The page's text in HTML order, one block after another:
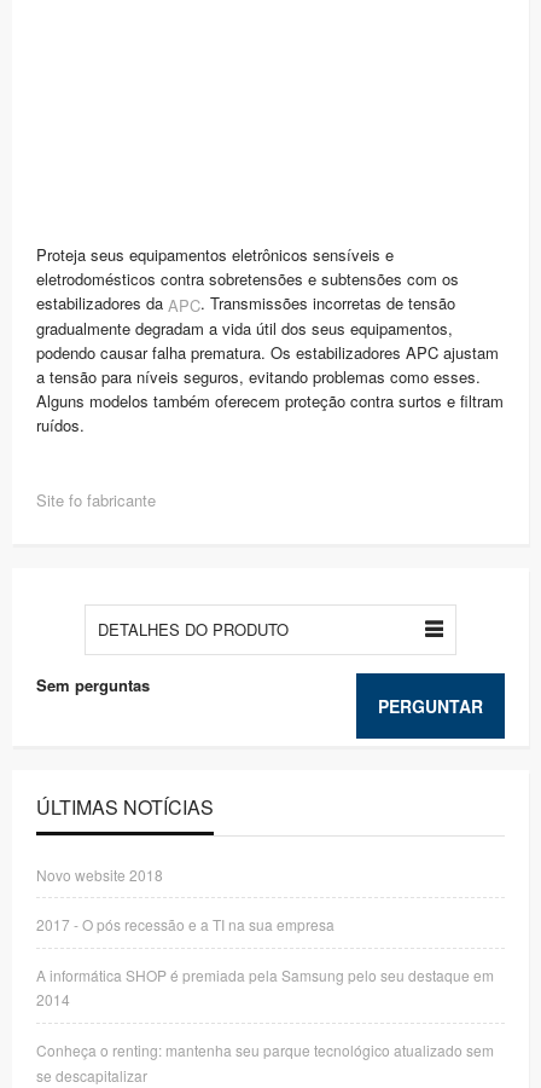
Proteja seus equipamentos eletrônicos sensíveis e
eletrodomésticos contra sobretensões e subtensões com os
estabilizadores da APC. Transmissões incorretas de tensão
gradualmente degradam a vida útil dos seus equipamentos,
podendo causar falha prematura. Os estabilizadores APC ajustam
a tensão para níveis seguros, evitando problemas como esses.
Alguns modelos também oferecem proteção contra surtos e filtram
ruídos.
Site fo fabricante
DETALHES DO PRODUTO
PERGUNTAR
Sem perguntas
ÚLTIMAS NOTÍCIAS
Novo website 2018
2017 - O pós recessão e a TI na sua empresa
A informática SHOP é premiada pela Samsung pelo seu destaque em
2014
Conheça o renting: mantenha seu parque tecnológico atualizado sem
se descapitalizar